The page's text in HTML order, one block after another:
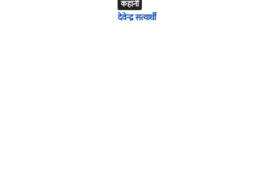
कहानी
देवेन्द्र सत्यार्थी